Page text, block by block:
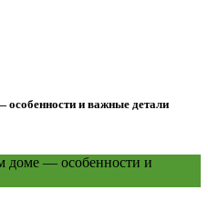
особенности и важные детали